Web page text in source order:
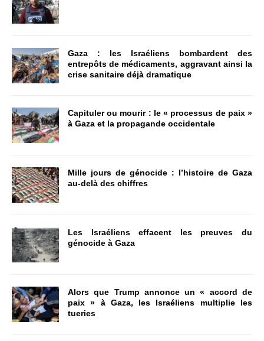
Gaza : les Israéliens bombardent des
entrepôts de médicaments, aggravant ainsi la
crise sanitaire déjà dramatique
Capituler ou mourir : le « processus de paix »
à Gaza et la propagande occidentale
Mille jours de génocide : l’histoire de Gaza
au-delà des chiffres
Les Israéliens effacent les preuves du
génocide à Gaza
Alors que Trump annonce un « accord de
paix » à Gaza, les Israéliens multiplie les
tueries